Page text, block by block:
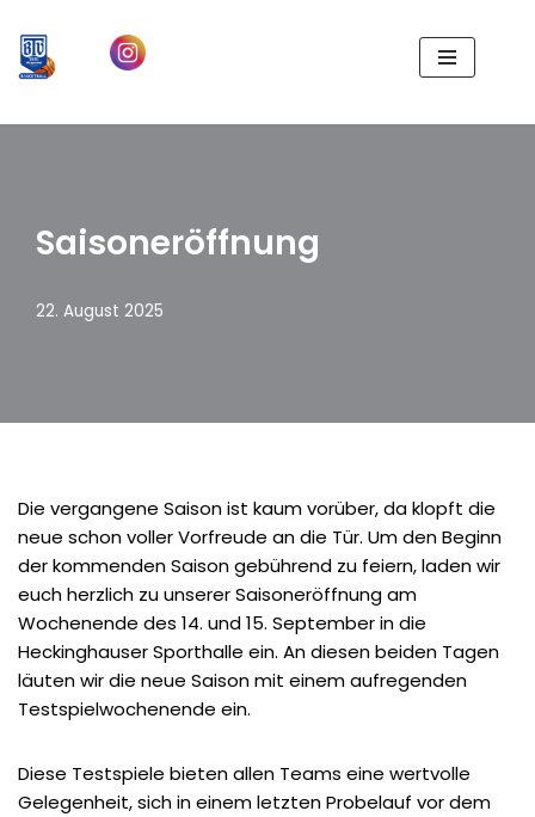
Zum
springen
Saisoneröffnung
22. August 2025
Die vergangene Saison ist kaum vorüber, da klopft die
neue schon voller Vorfreude an die Tür. Um den Beginn
der kommenden Saison gebührend zu feiern, laden wir
euch herzlich zu unserer Saisoneröffnung am
Wochenende des 14. und 15. September in die
Heckinghauser Sporthalle ein. An diesen beiden Tagen
läuten wir die neue Saison mit einem aufregenden
Testspielwochenende ein.
Diese Testspiele bieten allen Teams eine wertvolle
Gelegenheit, sich in einem letzten Probelauf vor dem